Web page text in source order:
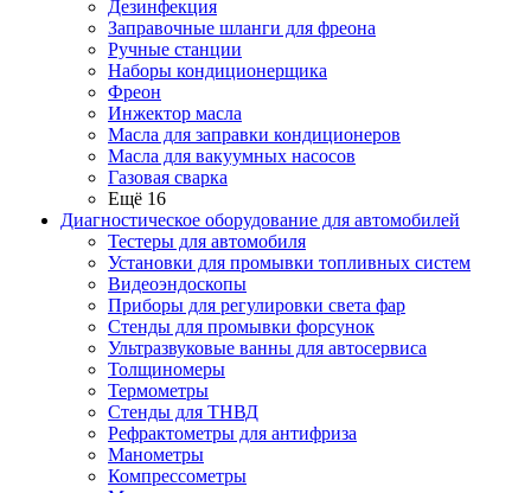
Дезинфекция
Заправочные шланги для фреона
Ручные станции
Наборы кондиционерщика
Фреон
Инжектор масла
Масла для заправки кондиционеров
Масла для вакуумных насосов
Газовая сварка
Ещё 16
Диагностическое оборудование для автомобилей
Тестеры для автомобиля
Установки для промывки топливных систем
Видеоэндоскопы
Приборы для регулировки света фар
Стенды для промывки форсунок
Ультразвуковые ванны для автосервиса
Толщиномеры
Термометры
Стенды для ТНВД
Рефрактометры для антифриза
Манометры
Компрессометры